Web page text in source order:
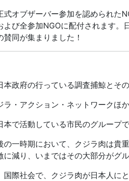
式オブザーバー参加を認められ
よび全参加NGOに配付されます
賛同が集まりました！
本政府の行っている調査捕鯨とそ
ラ・アクション・ネットワークほ
本で活動している市民のグループ
の一時期において、クジラ肉は貴
に減り、いまではその大部分がグ
国際社会で、クジラ肉が日本人に